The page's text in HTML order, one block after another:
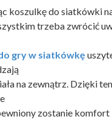
koszulkę do siatkówki
trzeba zwrócić
gry w siatkówkę
na zewnątrz. Dzięki
zostanie